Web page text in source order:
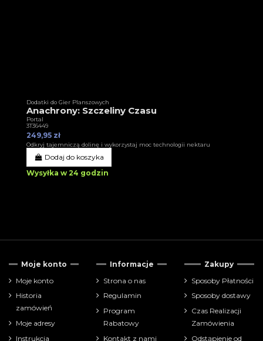
Dodatki do Gier Planszowych
Anachrony: Szczeliny Czasu
Portal
3T36449
249,95 zł
Odkryj tajemniczą dolinę i wykorzystaj moc technologii nektaru
Dodaj do koszyka
Wysyłka w 24 godzin
Moje konto
Moje konto
Historia
zamówień
Moje adresy
Instrukcja
Informacje
Strona o nas
Regulamin
Program
Rabatowy
Kontakt z nami
Zakupy
Sposoby Płatności
Sposoby dostawy
Czas Realizacji
Zamówienia
Odstąpienie od